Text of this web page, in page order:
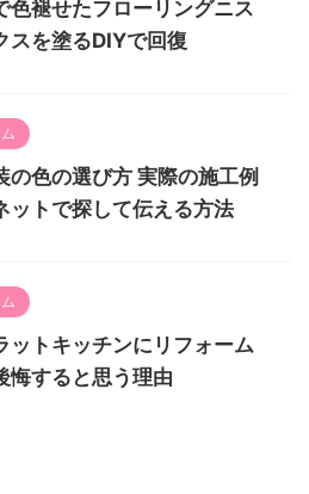
色褪せたフローリングニス
スを塗るDIYで回復
の色の選び方 実際の施工例
ットで探して伝える方法
ットキッチンにリフォーム
悔すると思う理由